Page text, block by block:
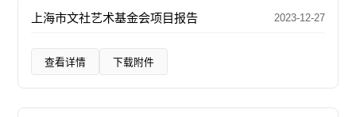
上海市文社艺术基金会项目报告 2023-12-27
查看详情 下载附件